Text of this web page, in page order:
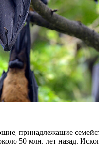
принадлежащие
50 млн. лет назад.